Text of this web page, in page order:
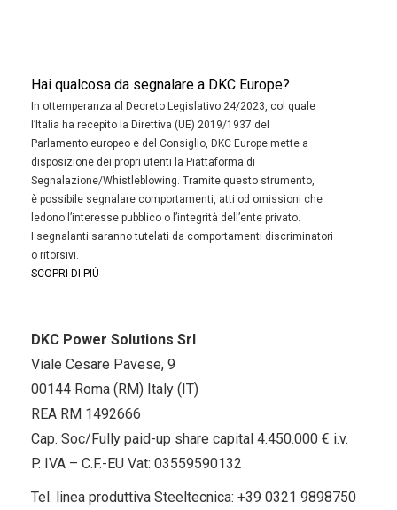
Hai qualcosa da segnalare a DKC Europe?
In ottemperanza al Decreto Legislativo 24/2023, col quale
l’Italia ha recepito la Direttiva (UE) 2019/1937 del
Parlamento europeo e del Consiglio, DKC Europe mette a
disposizione dei propri utenti la Piattaforma di
Segnalazione/Whistleblowing. Tramite questo strumento,
è possibile segnalare comportamenti, atti od omissioni che
ledono l’interesse pubblico o l’integrità dell’ente privato.
I segnalanti saranno tutelati da comportamenti discriminatori
o ritorsivi.
SCOPRI DI PIÙ
DKC Power Solutions Srl
Viale Cesare Pavese, 9
00144 Roma (RM) Italy (IT)
REA RM 1492666
Cap. Soc/Fully paid-up share capital 4.450.000 € i.v.
P. IVA – C.F.-EU Vat: 03559590132
Tel. linea produttiva Steeltecnica: +39 0321 9898750